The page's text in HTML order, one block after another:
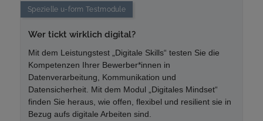
Spezielle u-form Testmodule
Wer tickt wirklich digital?
Mit dem Leistungstest „Digitale Skills“ testen Sie die
Kompetenzen Ihrer Bewerber*innen in
Datenverarbeitung, Kommunikation und
Datensicherheit. Mit dem Modul „Digitales Mindset“
finden Sie heraus, wie offen, flexibel und resilient sie in
Bezug aufs digitale Arbeiten sind.